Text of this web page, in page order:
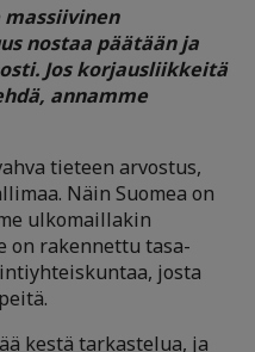
nostaa päätään ja
Jos korjausliikkeitä
annamme
tieteen arvostus,
Näin Suomea on
ulkomaillakin
on rakennettu tasa-
josta
kestä tarkastelua, ja